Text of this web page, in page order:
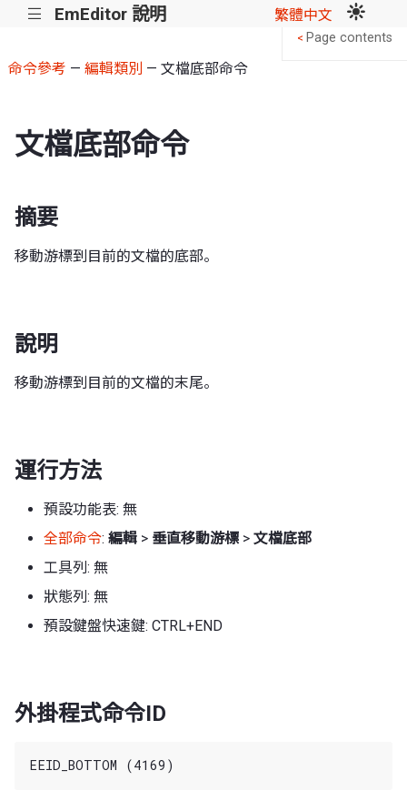
||| EmEditor 說明 繁體中文
命令參考 — 編輯類別 — 文檔底部命令
文檔底部命令
摘要
移動游標到目前的文檔的底部。
說明
移動游標到目前的文檔的末尾。
運行方法
預設功能表: 無
全部命令: 編輯 > 垂直移動游標 > 文檔底部
工具列: 無
狀態列: 無
預設鍵盤快速鍵: CTRL+END
外掛程式命令ID
< Page contents